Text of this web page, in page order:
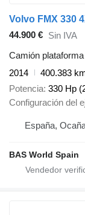
44.900 € Sin IVA
Camión plataforma
2014
400.383
Potencia 330 Hp
Configuración del
España,
BAS World Spain